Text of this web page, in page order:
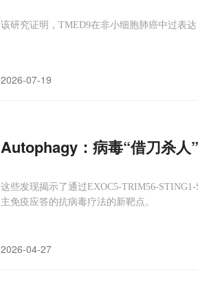
该研究证明，TMED9在非小细胞肺癌中过表
2026-07-19
Autophagy：病毒“借刀杀人
这些发现揭示了通过EXOC5-TRIM56-
主免疫应答的抗病毒疗法的新靶点。
2026-04-27